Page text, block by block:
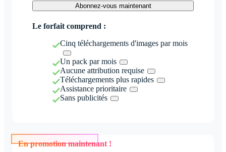
Abonnez-vous maintenant
Le forfait comprend :
Cinq téléchargements d'images par mois
Un pack par mois
Aucune attribution requise
Téléchargements plus rapides
Assistance prioritaire
Sans publicités
En promotion maintenant !